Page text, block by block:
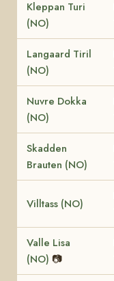
Kleppan Turi
(NO)
Langaard Tiril
(NO)
Nuvre Dokka
(NO)
Skadden
Brauten (NO)
Villtass (NO)
Valle Lisa
(NO) 📷